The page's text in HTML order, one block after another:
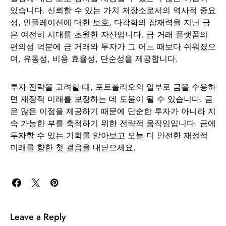
있습니다. 신뢰할 수 있는 가치 저장소로서의 역사적 중요
성, 인플레이션에 대한 보호, 다각화의 잠재력을 지닌 금
은 여전히 시대를 초월한 자산입니다. 금 거래 플랫폼의
편의성 덕분에 금 거래와 투자가 그 어느 때보다 쉬워졌으
며, 유동성, 비용 효율성, 단순성을 제공합니다.
투자 전략을 고려할 때, 포트폴리오의 일부로 금을 수용하
면 재정적 미래를 보장하는 데 도움이 될 수 있습니다. 금
은 많은 이점을 제공하기 때문에 단순한 투자가 아니라 지
속 가능한 부를 축적하기 위한 전략적 움직임입니다. 금에
투자할 수 있는 기회를 알아보고 오늘 더 안전한 재정적
미래를 향한 첫 걸음을 내딛으세요.
Leave a Reply